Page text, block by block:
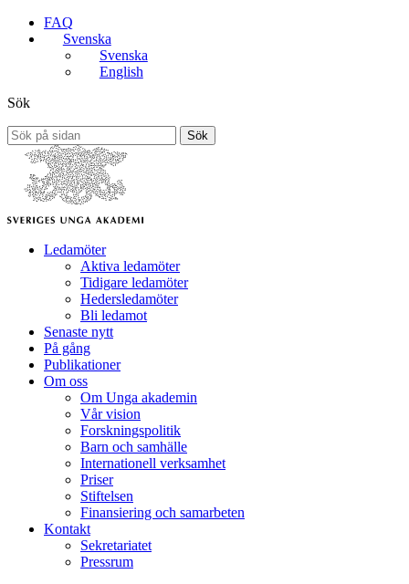
FAQ
Svenska
Svenska
English
Sök
Sök
Ledamöter
Aktiva ledamöter
Tidigare ledamöter
Hedersledamöter
Bli ledamot
Senaste nytt
På gång
Publikationer
Om oss
Om Unga akademin
Vår vision
Forskningspolitik
Barn och samhälle
Internationell verksamhet
Priser
Stiftelsen
Finansiering och samarbeten
Kontakt
Sekretariatet
Pressrum